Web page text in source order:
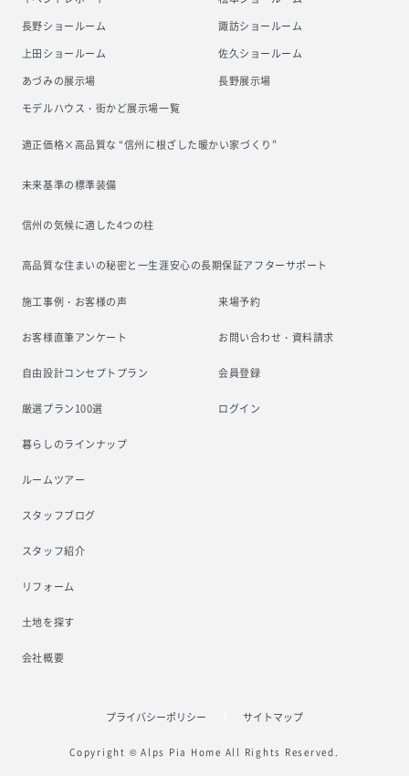
長野ショールーム
諏訪ショールーム
上田ショールーム
佐久ショールーム
あづみの展示場
長野展示場
モデルハウス・街かど展示場一覧
適正価格×高品質な “信州に根ざした暖かい家づくり”
未来基準の標準装備
信州の気候に適した4つの柱
高品質な住まいの秘密と一生涯安心の長期保証アフターサポート
施工事例・お客様の声
お客様直筆アンケート
自由設計コンセプトプラン
厳選プラン100選
暮らしのラインナップ
ルームツアー
スタッフブログ
スタッフ紹介
リフォーム
土地を探す
会社概要
来場予約
お問い合わせ・資料請求
会員登録
ログイン
プライバシーポリシー サイトマップ
Copyright © Alps Pia Home All Rights Reserved.